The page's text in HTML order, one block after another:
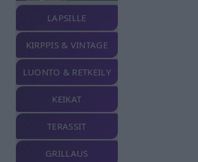
LAPSILLE
KIRPPIS & VINTAGE
LUONTO & RETKEILY
KEIKAT
TERASSIT
GRILLAUS